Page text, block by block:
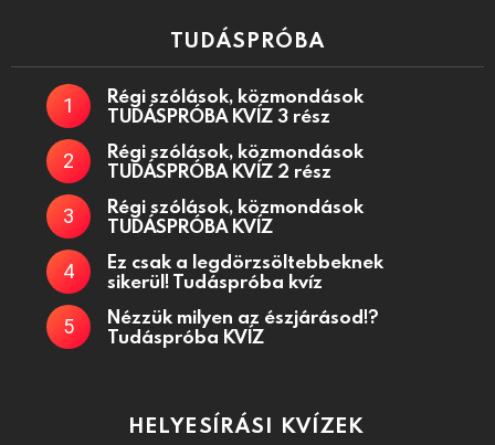
TUDÁSPRÓBA
Régi szólások, közmondások
TUDÁSPRÓBA KVÍZ 3 rész
Régi szólások, közmondások
TUDÁSPRÓBA KVÍZ 2 rész
Régi szólások, közmondások
TUDÁSPRÓBA KVÍZ
Ez csak a legdörzsöltebbeknek
sikerül! Tudáspróba kvíz
Nézzük milyen az észjárásod!?
Tudáspróba KVÍZ
HELYESÍRÁSI KVÍZEK